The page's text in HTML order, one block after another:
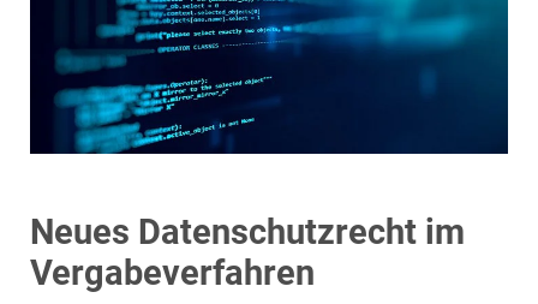
Neues Datenschutzrecht im
Vergabeverfahren